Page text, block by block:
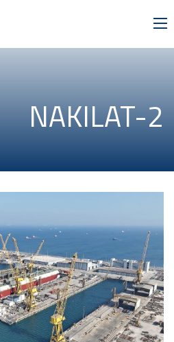
NAKILAT-2